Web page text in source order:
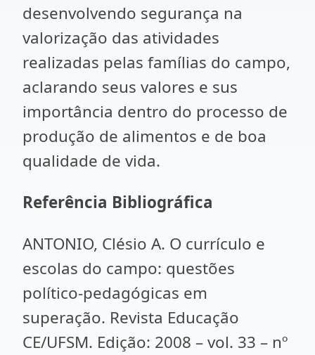
desenvolvendo segurança na
valorização das atividades
realizadas pelas famílias do campo,
aclarando seus valores e sus
importância dentro do processo de
produção de alimentos e de boa
qualidade de vida.
Referência Bibliográfica
ANTONIO, Clésio A. O currículo e
escolas do campo: questões
político-pedagógicas em
superação. Revista Educação
CE/UFSM. Edição: 2008 – vol. 33 – nº